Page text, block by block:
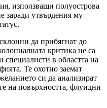
използващи полуострова
заради утвърдения му
да прибягнат до
критика не са
в областта на
Те охотно заемат
си да анализират
на повърхността, флуидни